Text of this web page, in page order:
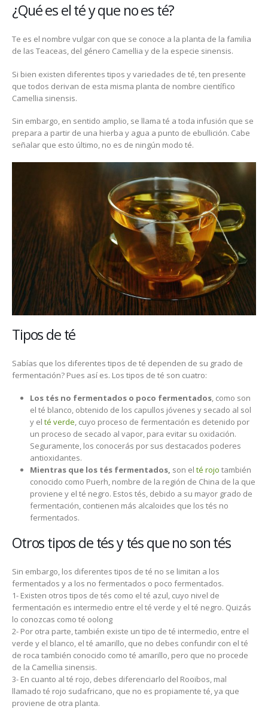
¿Qué es el té y que no es té?
Te es el nombre vulgar con que se conoce a la planta de la familia
de las Teaceas, del género Camellia y de la especie sinensis.
Si bien existen diferentes tipos y variedades de té, ten presente
que todos derivan de esta misma planta de nombre científico
Camellia sinensis.
Sin embargo, en sentido amplio, se llama té a toda infusión que se
prepara a partir de una hierba y agua a punto de ebullición. Cabe
señalar que esto último, no es de ningún modo té.
Tipos de té
Sabías que los diferentes tipos de té dependen de su grado de
fermentación? Pues así es. Los tipos de té son cuatro:
Los tés no fermentados o poco fermentados, como son
el té blanco, obtenido de los capullos jóvenes y secado al sol
y el té verde, cuyo proceso de fermentación es detenido por
un proceso de secado al vapor, para evitar su oxidación.
Seguramente, los conocerás por sus destacados poderes
antioxidantes.
Mientras que los tés fermentados, son el té rojo también
conocido como Puerh, nombre de la región de China de la que
proviene y el té negro. Estos tés, debido a su mayor grado de
fermentación, contienen más alcaloides que los tés no
fermentados.
Otros tipos de tés y tés que no son tés
Sin embargo, los diferentes tipos de té no se limitan a los
fermentados y a los no fermentados o poco fermentados.
1- Existen otros tipos de tés como el té azul, cuyo nivel de
fermentación es intermedio entre el té verde y el té negro. Quizás
lo conozcas como té oolong
2- Por otra parte, también existe un tipo de té intermedio, entre el
verde y el blanco, el té amarillo, que no debes confundir con el té
de roca también conocido como té amarillo, pero que no procede
de la Camellia sinensis.
3- En cuanto al té rojo, debes diferenciarlo del Rooibos, mal
llamado té rojo sudafricano, que no es propiamente té, ya que
proviene de otra planta.